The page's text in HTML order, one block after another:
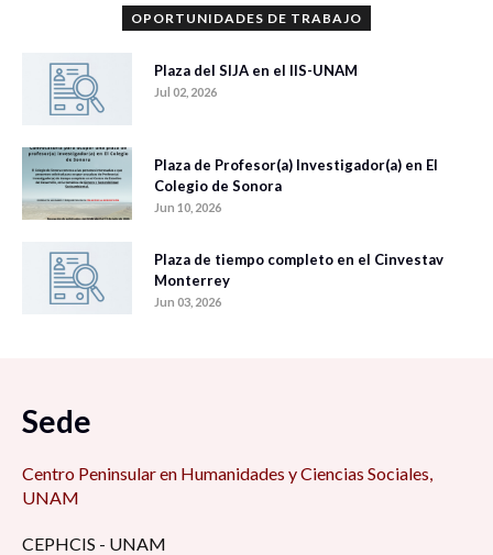
OPORTUNIDADES DE TRABAJO
Plaza del SIJA en el IIS-UNAM
Jul 02, 2026
Plaza de Profesor(a) Investigador(a) en El
Colegio de Sonora
Jun 10, 2026
Plaza de tiempo completo en el Cinvestav
Monterrey
Jun 03, 2026
Sede
Centro Peninsular en Humanidades y Ciencias Sociales,
UNAM
CEPHCIS - UNAM